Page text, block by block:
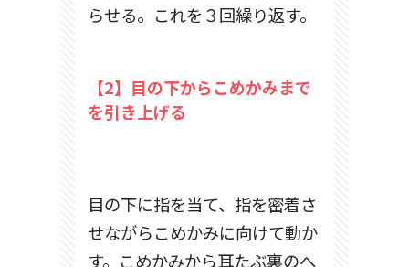
らせる。これを３回繰り返す。
【2】目の下からこめかみまで
を引き上げる
目の下に指を当て、指を密着さ
せながらこめかみに向けて動か
す。こめかみから耳たぶ裏のへ